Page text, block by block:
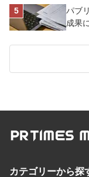
パブ
成果
カテゴリーから探